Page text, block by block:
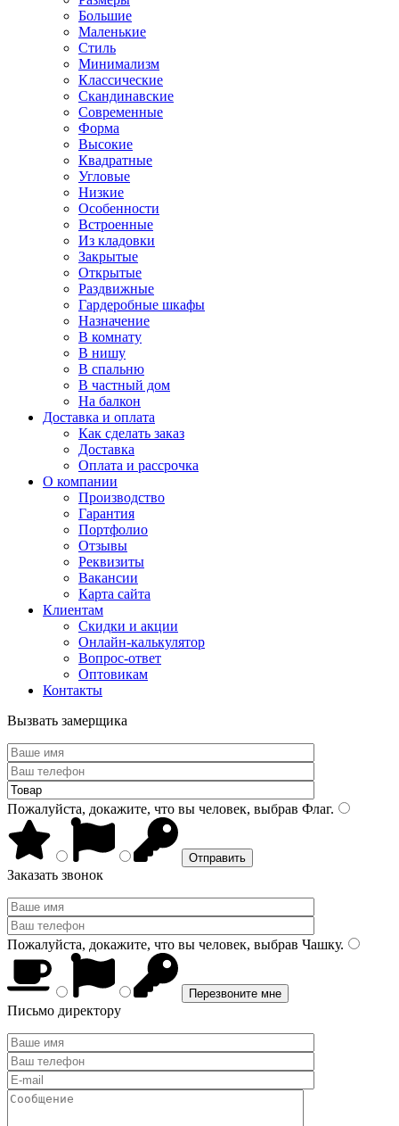
Большие
Маленькие
Стиль
Минимализм
Классические
Скандинавские
Современные
Форма
Высокие
Квадратные
Угловые
Низкие
Особенности
Встроенные
Из кладовки
Закрытые
Открытые
Раздвижные
Гардеробные шкафы
Назначение
В комнату
В нишу
В спальню
В частный дом
На балкон
Доставка и оплата
Как сделать заказ
Доставка
Оплата и рассрочка
О компании
Производство
Гарантия
Портфолио
Отзывы
Реквизиты
Вакансии
Карта сайта
Клиентам
Скидки и акции
Онлайн-калькулятор
Вопрос-ответ
Оптовикам
Контакты
Вызвать замерщика
Пожалуйста, докажите, что вы человек, выбрав Флаг.
Заказать звонок
Пожалуйста, докажите, что вы человек, выбрав Чашку.
Письмо директору